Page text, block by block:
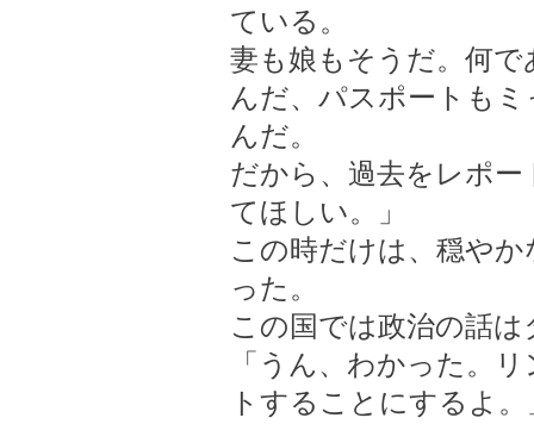
ている。
妻も娘もそうだ。何
んだ、パスポートも
んだ。
だから、過去をレポ
てほしい。」
この時だけは、穏や
った。
この国では政治の話
「うん、わかった。
トすることにするよ。